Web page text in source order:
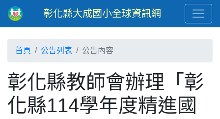
彰化縣大成國小全球資訊網
首頁 公告列表 公告內容
彰化縣教師會辦理「彰
化縣114學年度精進國